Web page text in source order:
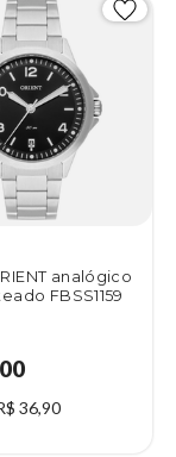
analógico
FBSS1159
36,90